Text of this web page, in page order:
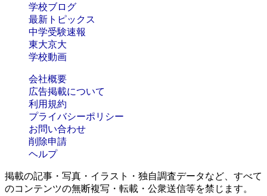
学校ブログ
最新トピックス
中学受験速報
東大京大
学校動画
会社概要
広告掲載について
利用規約
プライバシーポリシー
お問い合わせ
削除申請
ヘルプ
掲載の記事・写真・イラスト・独自調査データなど、すべて
のコンテンツの無断複写・転載・公衆送信等を禁じます。